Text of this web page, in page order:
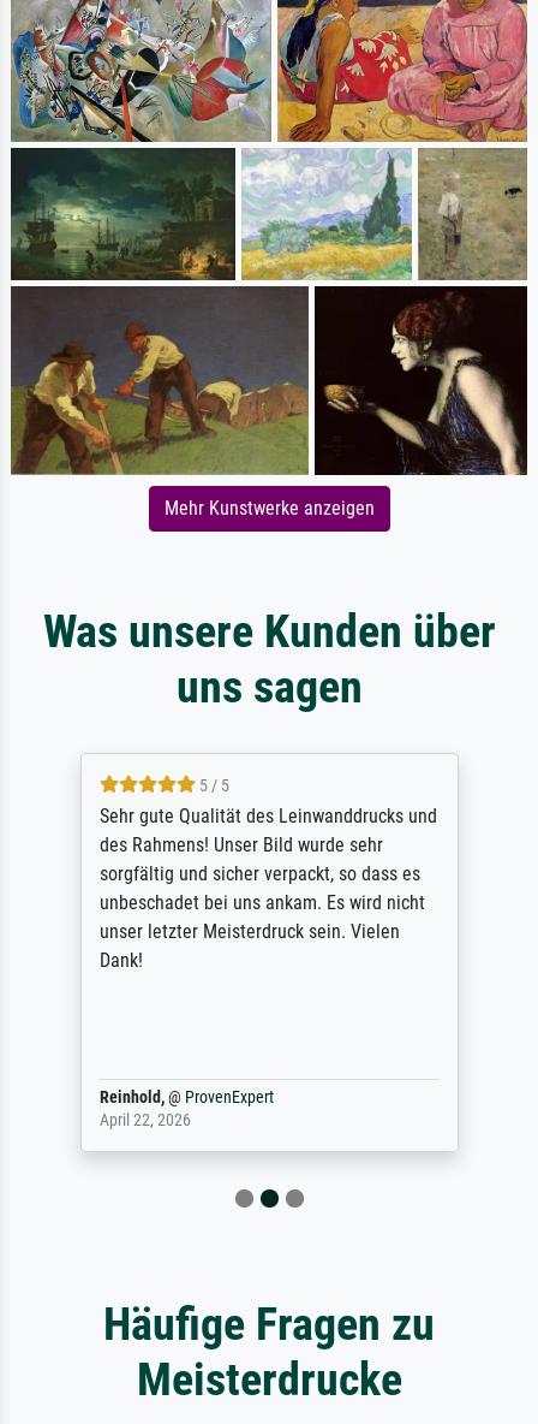
Mehr Kunstwerke anzeigen
Was unsere Kunden über
uns sagen
5 / 5
Sehr gute Qualität des Leinwanddrucks und
des Rahmens! Unser Bild wurde sehr
sorgfältig und sicher verpackt, so dass es
unbeschadet bei uns ankam. Es wird nicht
unser letzter Meisterdruck sein. Vielen
Dank!
Reinhold,@ ProvenExpert
April 22, 2026
Häufige Fragen zu
Meisterdrucke